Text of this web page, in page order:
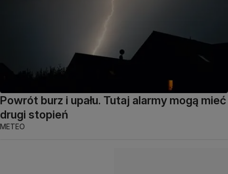
Powrót burz i upału. Tutaj alarmy mogą mieć
drugi stopień
METEO